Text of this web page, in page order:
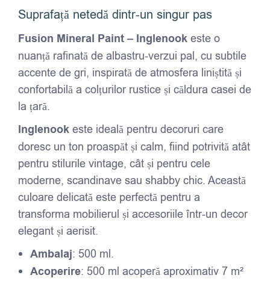
Suprafață netedă dintr-un singur pas
Fusion Mineral Paint – Inglenook este o
nuanță rafinată de albastru-verzui pal, cu subtile
accente de gri, inspirată de atmosfera liniștită și
confortabilă a colțurilor rustice și căldura casei de
la țară.
Inglenook este ideală pentru decoruri care
doresc un ton proaspăt și calm, fiind potrivită atât
pentru stilurile vintage, cât și pentru cele
moderne, scandinave sau shabby chic. Această
culoare delicată este perfectă pentru a
transforma mobilierul și accesoriile într-un decor
elegant și aerisit.
Ambalaj: 500 ml.
Acoperire: 500 ml acoperă aproximativ 7 m²